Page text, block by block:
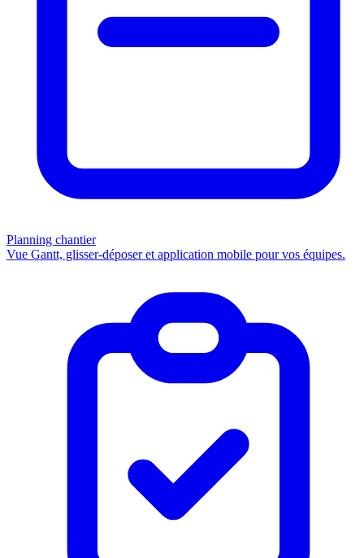
Planning chantier
Vue Gantt, glisser-déposer et application mobile pour vos équipes.